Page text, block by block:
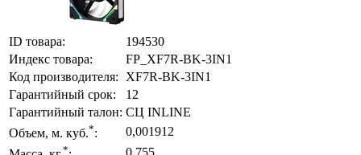
ID товара:
194530
Индекс товара:
FP_XF7R-BK-3IN1
Код производителя:
XF7R-BK-3IN1
Гарантийный срок:
12
Гарантийный талон: СЦ INLINE
Объем, м. куб.*:
0,001912
*
0,755